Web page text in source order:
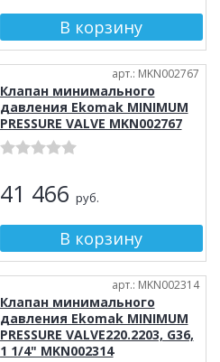
арт.: MKN002767
Клапан минимального
давления Ekomak MINIMUM
PRESSURE VALVE MKN002767
41 466 руб.
арт.: MKN002314
Клапан минимального
давления Ekomak MINIMUM
PRESSURE VALVE220.2203, G36,
1 1/4" MKN002314